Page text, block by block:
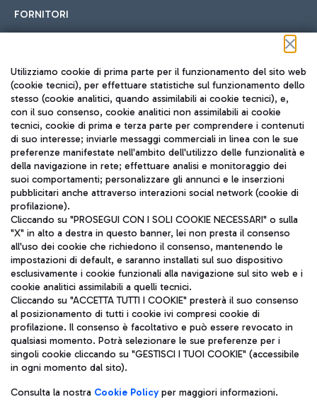
FORNITORI
Seguici sui social
TRAVEL JOURNAL
ITA
Aeroporti di Roma S.p.A. - Società soggetta a direzione e
coordinamento di Mundys S.p.A.
Codice fiscale e Registro delle Imprese di Roma 13032990155 P.
IVA 06572251004
Capitale sociale 62.224.743,00 int. vers.
Sede legale: Via Pier Paolo Racchetti 1 - 00054 Fiumicino (RM)
telefono +39 06 65951
Privacy policy
Note legali
Utilizziamo cookie di prima parte per il funzionamento del sito web
(cookie tecnici), per effettuare statistiche sul funzionamento dello
stesso (cookie analitici, quando assimilabili ai cookie tecnici), e,
con il suo consenso, cookie analitici non assimilabili ai cookie
tecnici, cookie di prima e terza parte per comprendere i contenuti
di suo interesse; inviarle messaggi commerciali in linea con le sue
preferenze manifestate nell'ambito dell'utilizzo delle funzionalità e
della navigazione in rete; effettuare analisi e monitoraggio dei
suoi comportamenti; personalizzare gli annunci e le inserzioni
pubblicitari anche attraverso interazioni social network (cookie di
profilazione).
Cliccando su "PROSEGUI CON I SOLI COOKIE NECESSARI" o sulla
"X" in alto a destra in questo banner, lei non presta il consenso
all'uso dei cookie che richiedono il consenso, mantenendo le
impostazioni di default, e saranno installati sul suo dispositivo
esclusivamente i cookie funzionali alla navigazione sul sito web e i
cookie analitici assimilabili a quelli tecnici.
Cliccando su "ACCETTA TUTTI I COOKIE" presterà il suo consenso
al posizionamento di tutti i cookie ivi compresi cookie di
profilazione. Il consenso è facoltativo e può essere revocato in
qualsiasi momento. Potrà selezionare le sue preferenze per i
singoli cookie cliccando su "GESTISCI I TUOI COOKIE" (accessibile
in ogni momento dal sito).
Consulta la nostra Cookie Policyper maggiori informazioni.